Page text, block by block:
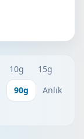
10g
15g
90g
Anlık